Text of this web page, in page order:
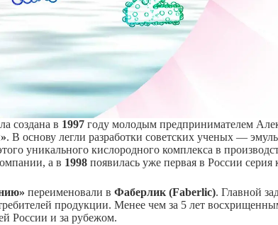
создана в 1997 году молодым предпринимателем
. В основу легли разработки советских ученых —
уникального кислородного комплекса в
а в 1998 появилась уже первая в России
переименовали вФаберлик (Faberlic). Главной
продукции. Менее чем за 5 лет
России и за рубежом.